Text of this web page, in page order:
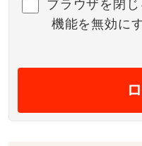
ブラウザを閉
機能を無効に